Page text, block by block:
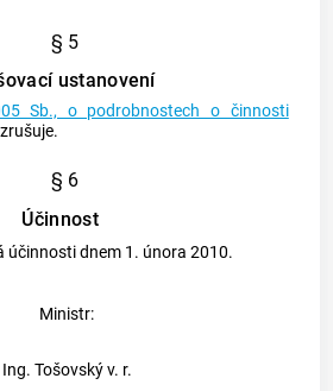
§ 5
ustanovení
Sb., o podrobnostech o činnosti
§ 6
Účinnost
účinnosti dnem 1. února 2010.
Ministr:
Ing. Tošovský v. r.